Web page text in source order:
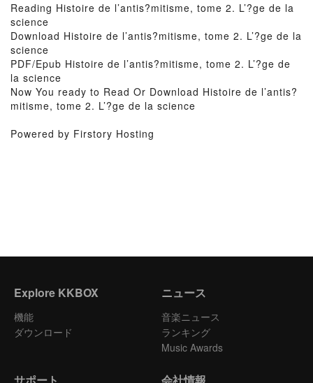
Reading Histoire de l’antis?mitisme, tome 2. L’?ge de la
science
Download Histoire de l’antis?mitisme, tome 2. L’?ge de la
science
PDF/Epub Histoire de l’antis?mitisme, tome 2. L’?ge de
la science
Now You ready to Read Or Download Histoire de l’antis?
mitisme, tome 2. L’?ge de la science
Powered by Firstory Hosting
Explore KKBOX
機能
ダウンロード
ニュース
音楽ニュース
ランキング
Music Awards